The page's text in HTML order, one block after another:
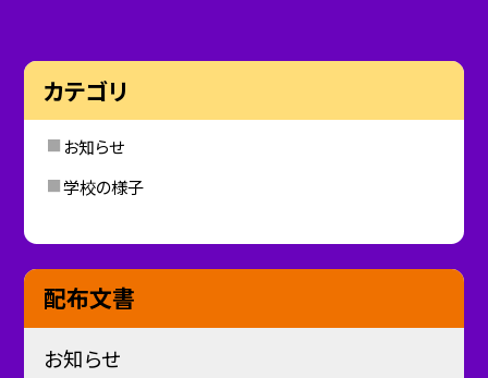
カテゴリ
お知らせ
学校の様子
配布文書
お知らせ